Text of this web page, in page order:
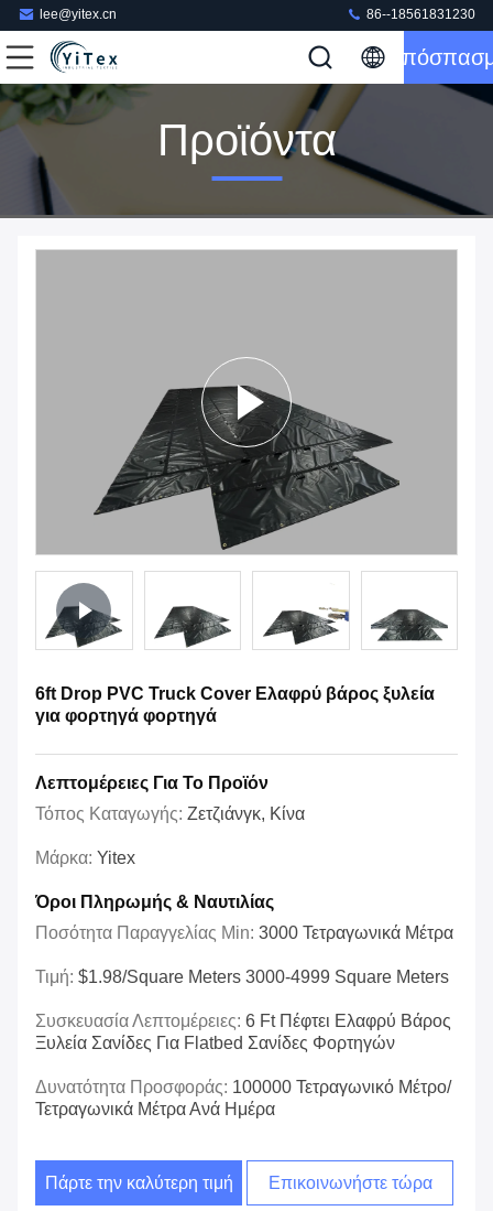
lee@yitex.cn 86--18561831230
Προϊόντα
6ft Drop PVC Truck Cover Ελαφρύ βάρος ξυλεία
για φορτηγά φορτηγά
Λεπτομέρειες Για Το Προϊόν
Τόπος Καταγωγής: Ζετζιάνγκ, Κίνα
Μάρκα: Yitex
Όροι Πληρωμής & Ναυτιλίας
Ποσότητα Παραγγελίας Min: 3000 Τετραγωνικά Μέτρα
Τιμή: $1.98/square Meters 3000-4999 Square Meters
Συσκευασία Λεπτομέρειες: 6 Ft Πέφτει Ελαφρύ Βάρος
Ξυλεία Σανίδες Για Flatbed Σανίδες Φορτηγών
Δυνατότητα Προσφοράς: 100000 Τετραγωνικό Μέτρο/
Τετραγωνικά Μέτρα Ανά Ημέρα
Πάρτε την καλύτερη τιμή Επικοινωνήστε τώρα